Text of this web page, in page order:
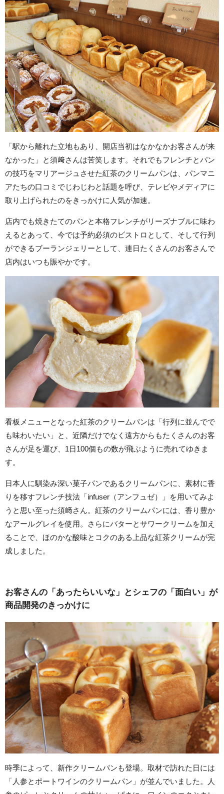
「駅から離れた立地もあり、開店当初はなかなかお客さんが来
なかった」と須﨑さんは苦笑します。それでもフレンチとパン
の技巧をマリアージュさせた紅茶のクリームパンは、パンマニ
アたちの口コミでじわじわと話題を呼び、テレビやメディアに
取り上げられたのをきっかけに人気が加速。
店内でも焼きたてのパンと本格フレンチがリーズナブルに味わ
えるとあって、今では予約必須のビストロとして、そして行列
ができるブーランジェリーとして、連日たくさんのお客さんで
店内はいつも賑やかです。
看板メニューとなった紅茶のクリームパンは「行列に並んでで
も味わいたい」と、近隣だけでなく遠方からもたくさんのお客
さんが足を運び、1日100個もの数が飛ぶように売れてゆきま
す。
日本人に馴染み深い菓子パンであるクリームパンに、素材に香
りを移すフレンチ技法「infuser（アンフュゼ）」を用いてみよ
うと思い至った須﨑さん。紅茶のクリームパンには、香り豊か
なアールグレイを使用。さらにバターとサワークリームを加え
ることで、ほのかな酸味とコクのある上品な紅茶クリームが完
成しました。
お客さんの「あったらいいな」とシェフの「面白い」が
商品開発のきっかけに
時季によって、新作クリームパンも登場。取材で訪れた日には
「人参とポートワインのクリームパン」が並んでいました。人